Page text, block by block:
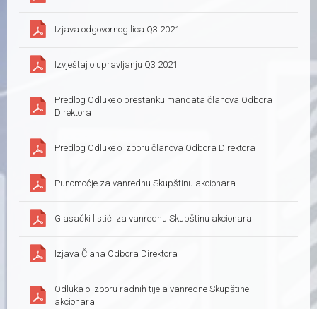
Izjava odgovornog lica Q3 2021
Izvještaj o upravljanju Q3 2021
Predlog Odluke o prestanku mandata članova Odbora
Direktora
Predlog Odluke o izboru članova Odbora Direktora
Punomoćje za vanrednu Skupštinu akcionara
Glasački listići za vanrednu Skupštinu akcionara
Izjava Člana Odbora Direktora
Odluka o izboru radnih tijela vanredne Skupštine
akcionara